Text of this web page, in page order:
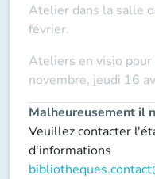
Atelier dans la salle
février.
Ateliers en visio
novembre, jeudi 16
Malheureusement il
Veuillez contacter
d'informations